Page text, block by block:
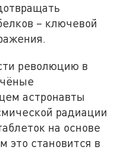
– ключевой
революцию в
астронавты
радиации
на основе
это становится в